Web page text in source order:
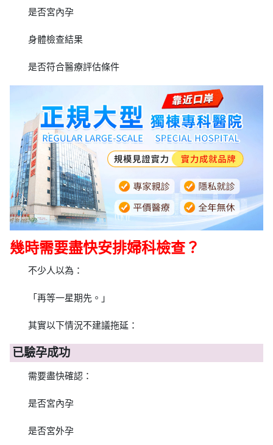
是否宮內孕
身體檢查結果
是否符合醫療評估條件
幾時需要盡快安排婦科檢查？
不少人以為：
「再等一星期先。」
其實以下情況不建議拖延：
已驗孕成功
需要盡快確認：
是否宮內孕
是否宮外孕